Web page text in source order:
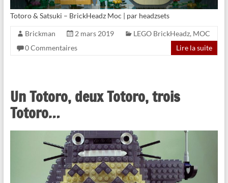
Totoro & Satsuki – BrickHeadz Moc | par headzsets
Brickman 2 mars 2019 LEGO BrickHeadz, MOC
0 Commentaires
Lire la suite
Un Totoro, deux Totoro, trois
Totoro…